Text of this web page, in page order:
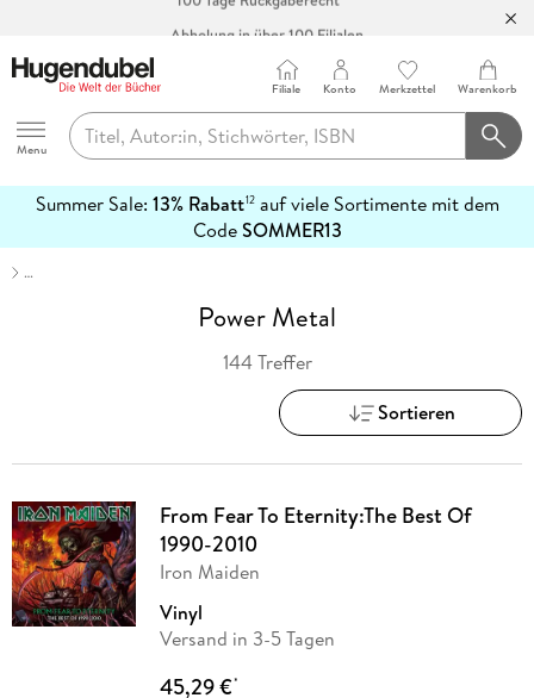
Abholung in über 100 Filialen
Hugendubel
Menu
Filiale Konto Merkzettel Warenkorb
Summer Sale: 13% Rabatt12auf viele Sortimente mit dem
CodeSOMMER13
erfahren
…
Power Metal
144 Treffer
Sortieren
From Fear To Eternity:The Best Of
1990-2010
Iron Maiden
Vinyl
Versand in 3-5 Tagen
45,29 €*